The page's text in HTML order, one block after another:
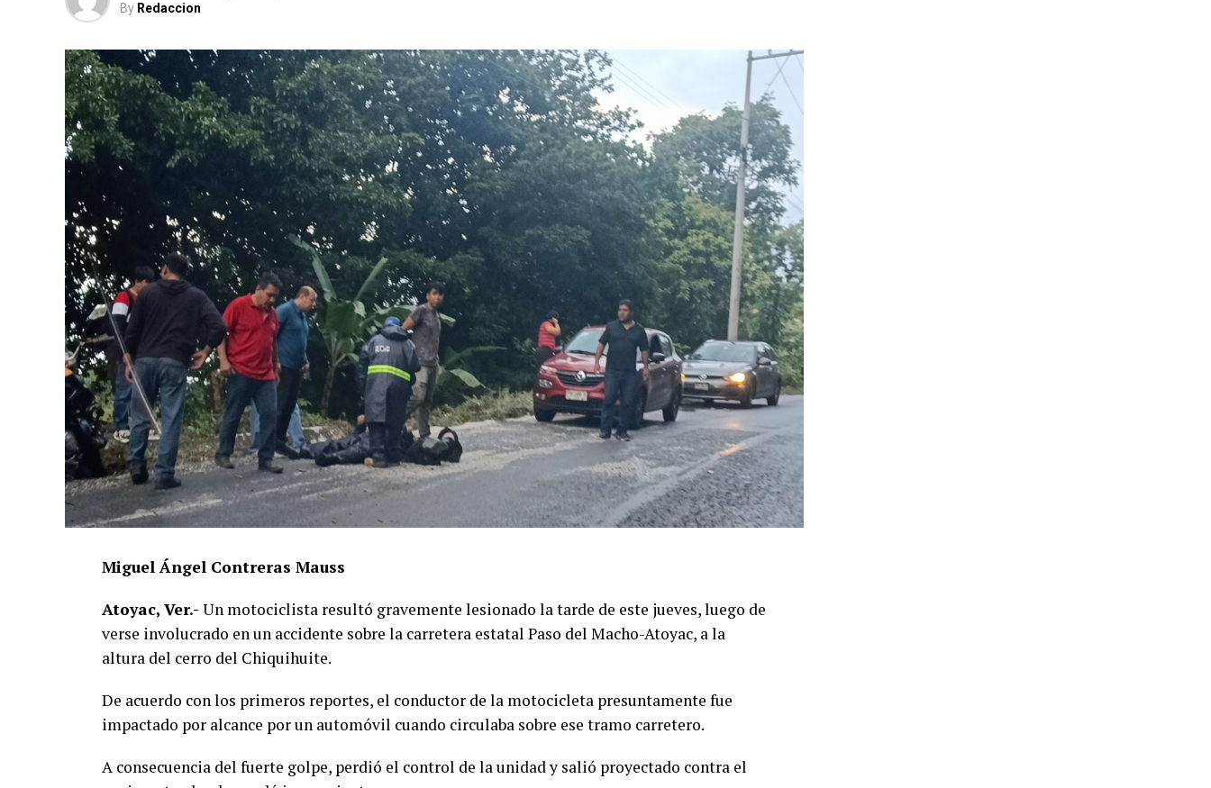
By Redaccion
Miguel Ángel Contreras Mauss
Atoyac, Ver.- Un motociclista resultó gravemente lesionado la tarde de este jueves, luego de
verse involucrado en un accidente sobre la carretera estatal Paso del Macho-Atoyac, a la
altura del cerro del Chiquihuite.
De acuerdo con los primeros reportes, el conductor de la motocicleta presuntamente fue
impactado por alcance por un automóvil cuando circulaba sobre ese tramo carretero.
A consecuencia del fuerte golpe, perdió el control de la unidad y salió proyectado contra el